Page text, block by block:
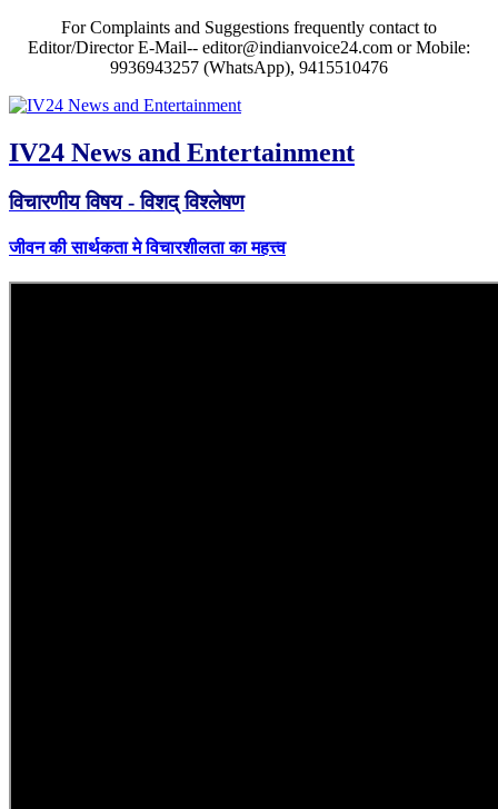
For Complaints and Suggestions frequently contact to
Editor/Director E-Mail-- editor@indianvoice24.com or Mobile:
9936943257 (WhatsApp), 9415510476
IV24 News and Entertainment
विचारणीय विषय - विशद् विश्लेषण
जीवन की सार्थकता मे विचारशीलता का महत्त्व